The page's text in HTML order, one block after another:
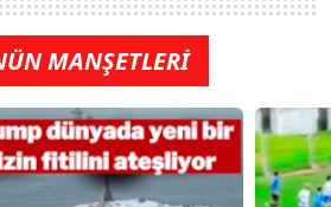
MANŞETLERİ